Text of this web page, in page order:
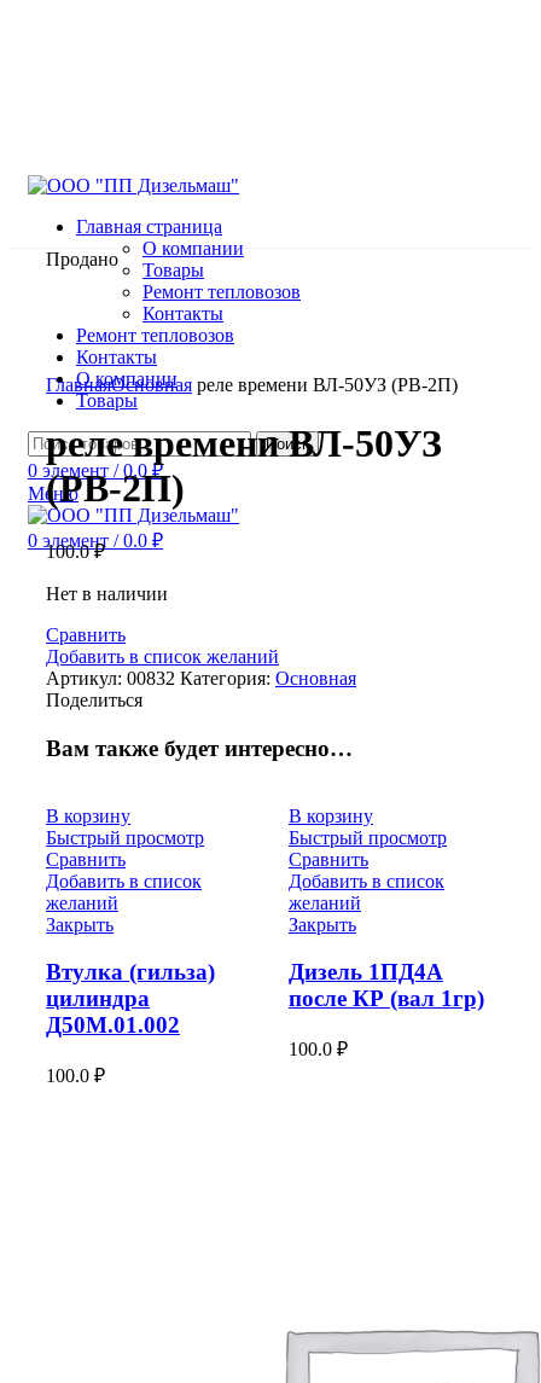
Главная страница
О компании
Товары
Ремонт тепловозов
Контакты
Ремонт тепловозов
Контакты
О компании
Товары
Поиск
0 элемент / 0.0 ₽
Меню
0 элемент / 0.0 ₽
Продано
Нажмите, чтобы увеличить
ГлавнаяОсновная реле времени ВЛ-50УЗ (РВ-2П)
реле времени ВЛ-50УЗ
(РВ-2П)
100.0₽
Нет в наличии
Сравнить
Добавить в список желаний
Артикул: 00832 Категория: Основная
Поделиться
Вам также будет интересно…
В корзину
Быстрый просмотр
Сравнить
Добавить в список
желаний
Закрыть
Втулка (гильза)
цилиндра
Д50М.01.002
100.0 ₽
В корзину
Быстрый просмотр
Сравнить
Добавить в список
желаний
Закрыть
Дизель 1ПД4А
после КР (вал 1гр)
100.0 ₽